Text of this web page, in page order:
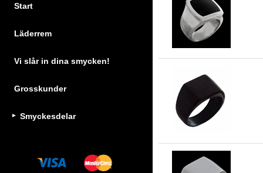
Start
Läderrem
Vi slår in dina smycken!
Grosskunder
Smyckesdelar